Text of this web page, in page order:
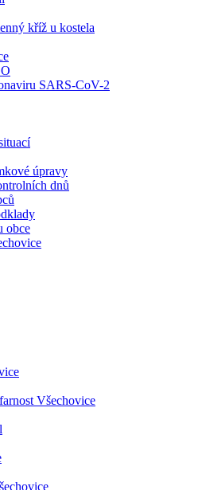
kříž u kostela
SARS-CoV-2
úpravy
dnů
obce
Všechovice